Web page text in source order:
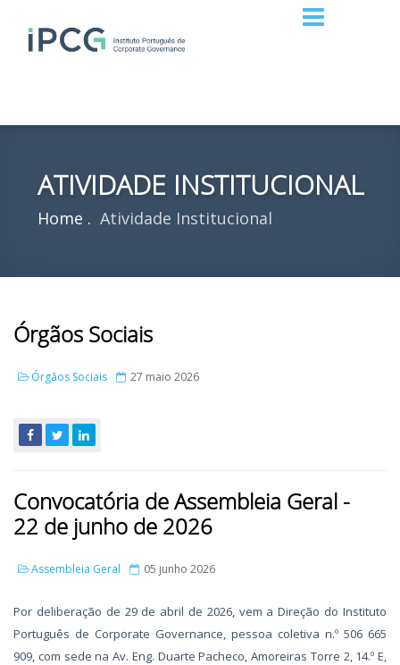
ATIVIDADE INSTITUCIONAL
Home Atividade Institucional
Órgãos Sociais
Órgãos Sociais 27 maio 2026
Convocatória de Assembleia Geral -
22 de junho de 2026
Assembleia Geral 05 junho 2026
Por deliberação de 29 de abril de 2026, vem a Direção do Instituto
Português de Corporate Governance, pessoa coletiva n.º 506 665
909, com sede na Av. Eng. Duarte Pacheco, Amoreiras Torre 2, 14.º E,